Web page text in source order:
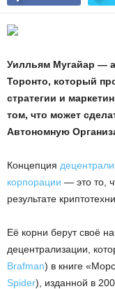
Уилльям Мугайар —
Торонто, который
стратегии и
том, что может
Автономную
Концепция
корпорации — это то,
результате
Её корни берут своё
децентрализации,
Brafman) в книге
Spider), изданной в